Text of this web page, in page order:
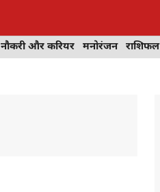
नौकरी और करियर मनोरंजन राशिफल